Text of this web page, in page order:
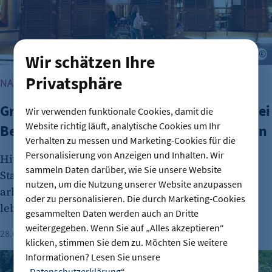
Wir schätzen Ihre
Privatsphäre
Wir verwenden funktionale Cookies, damit die
Website richtig läuft, analytische Cookies um Ihr
Verhalten zu messen und Marketing-Cookies für die
Personalisierung von Anzeigen und Inhalten. Wir
sammeln Daten darüber, wie Sie unsere Website
nutzen, um die Nutzung unserer Website anzupassen
oder zu personalisieren. Die durch Marketing-Cookies
gesammelten Daten werden auch an Dritte
weitergegeben. Wenn Sie auf „Alles akzeptieren“
klicken, stimmen Sie dem zu. Möchten Sie weitere
Informationen? Lesen Sie unsere
NACHHALTIGE STADTENTWICKLUNG
Green City Solutions und Suncrafter: Zwei
Berliner Ideen, die die Zukunft verändern
Hitze, dicke Luft, fehlender Strom: Die Berliner
Start-ups Suncrafter und Green City Solutions
arbeiten an innovativen Konzepten für eine
lebenswerte Großstadt der Zukunft.
28.07.2026 Lesezeit: 3 MinutenJulia Frese
Bündnis für Biodiversität: Klimaschutz in der Praxis